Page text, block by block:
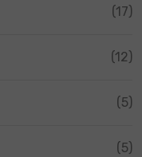
(17)
(12)
(5)
(5)